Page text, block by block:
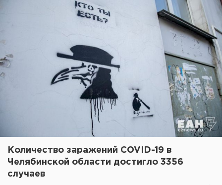
Количество заражений COVID-19 в
Челябинской области достигло 3356
случаев